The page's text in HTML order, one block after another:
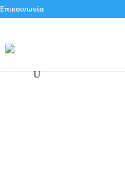
Επικοινωνία